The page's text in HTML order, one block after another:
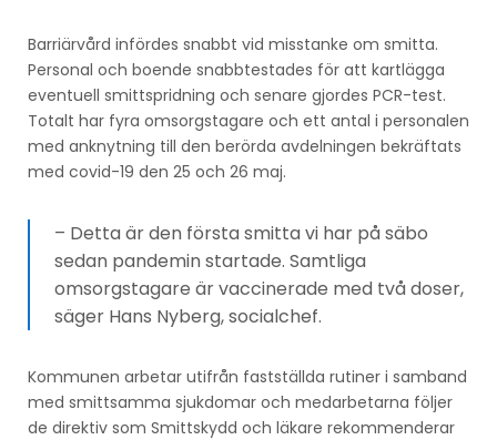
Barriärvård infördes snabbt vid misstanke om smitta.
Personal och boende snabbtestades för att kartlägga
eventuell smittspridning och senare gjordes PCR-test.
Totalt har fyra omsorgstagare och ett antal i personalen
med anknytning till den berörda avdelningen bekräftats
med covid-19 den 25 och 26 maj.
– Detta är den första smitta vi har på säbo
sedan pandemin startade. Samtliga
omsorgstagare är vaccinerade med två doser,
säger Hans Nyberg, socialchef.
Kommunen arbetar utifrån fastställda rutiner i samband
med smittsamma sjukdomar och medarbetarna följer
de direktiv som Smittskydd och läkare rekommenderar